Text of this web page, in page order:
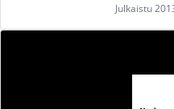
Julkaistu